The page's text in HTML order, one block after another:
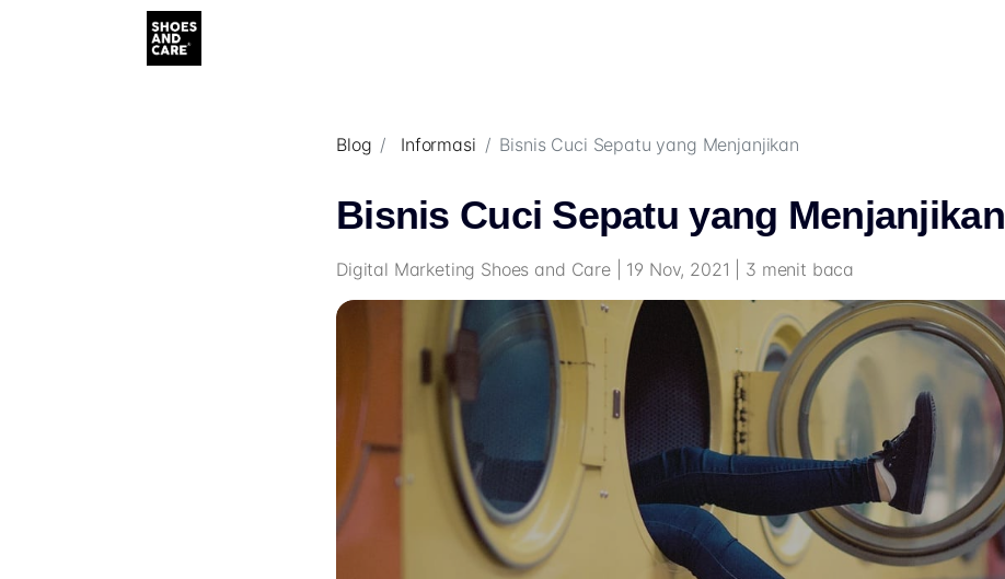
Blog Informasi Bisnis Cuci Sepatu yang Menjanjikan
Bisnis Cuci Sepatu yang Menjanjikan
Digital Marketing Shoes and Care | 19 Nov, 2021 | 3 menit baca